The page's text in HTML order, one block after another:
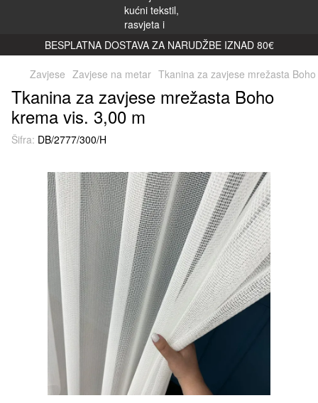
BESPLATNA DOSTAVA ZA NARUDŽBE IZNAD 80€
Zavjese Zavjese na metar Tkanina za zavjese mrežasta
Tkanina za zavjese mrežasta Boho
krema vis. 3,00 m
Šifra: DB/2777/300/H